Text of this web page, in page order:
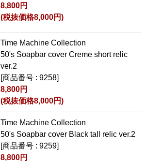
8,800円
(税抜価格8,000円)
Time Machine Collection
50's Soapbar cover Creme short relic
ver.2
[商品番号 : 9258]
8,800円
(税抜価格8,000円)
Time Machine Collection
50's Soapbar cover Black tall relic ver.2
[商品番号 : 9259]
8,800円